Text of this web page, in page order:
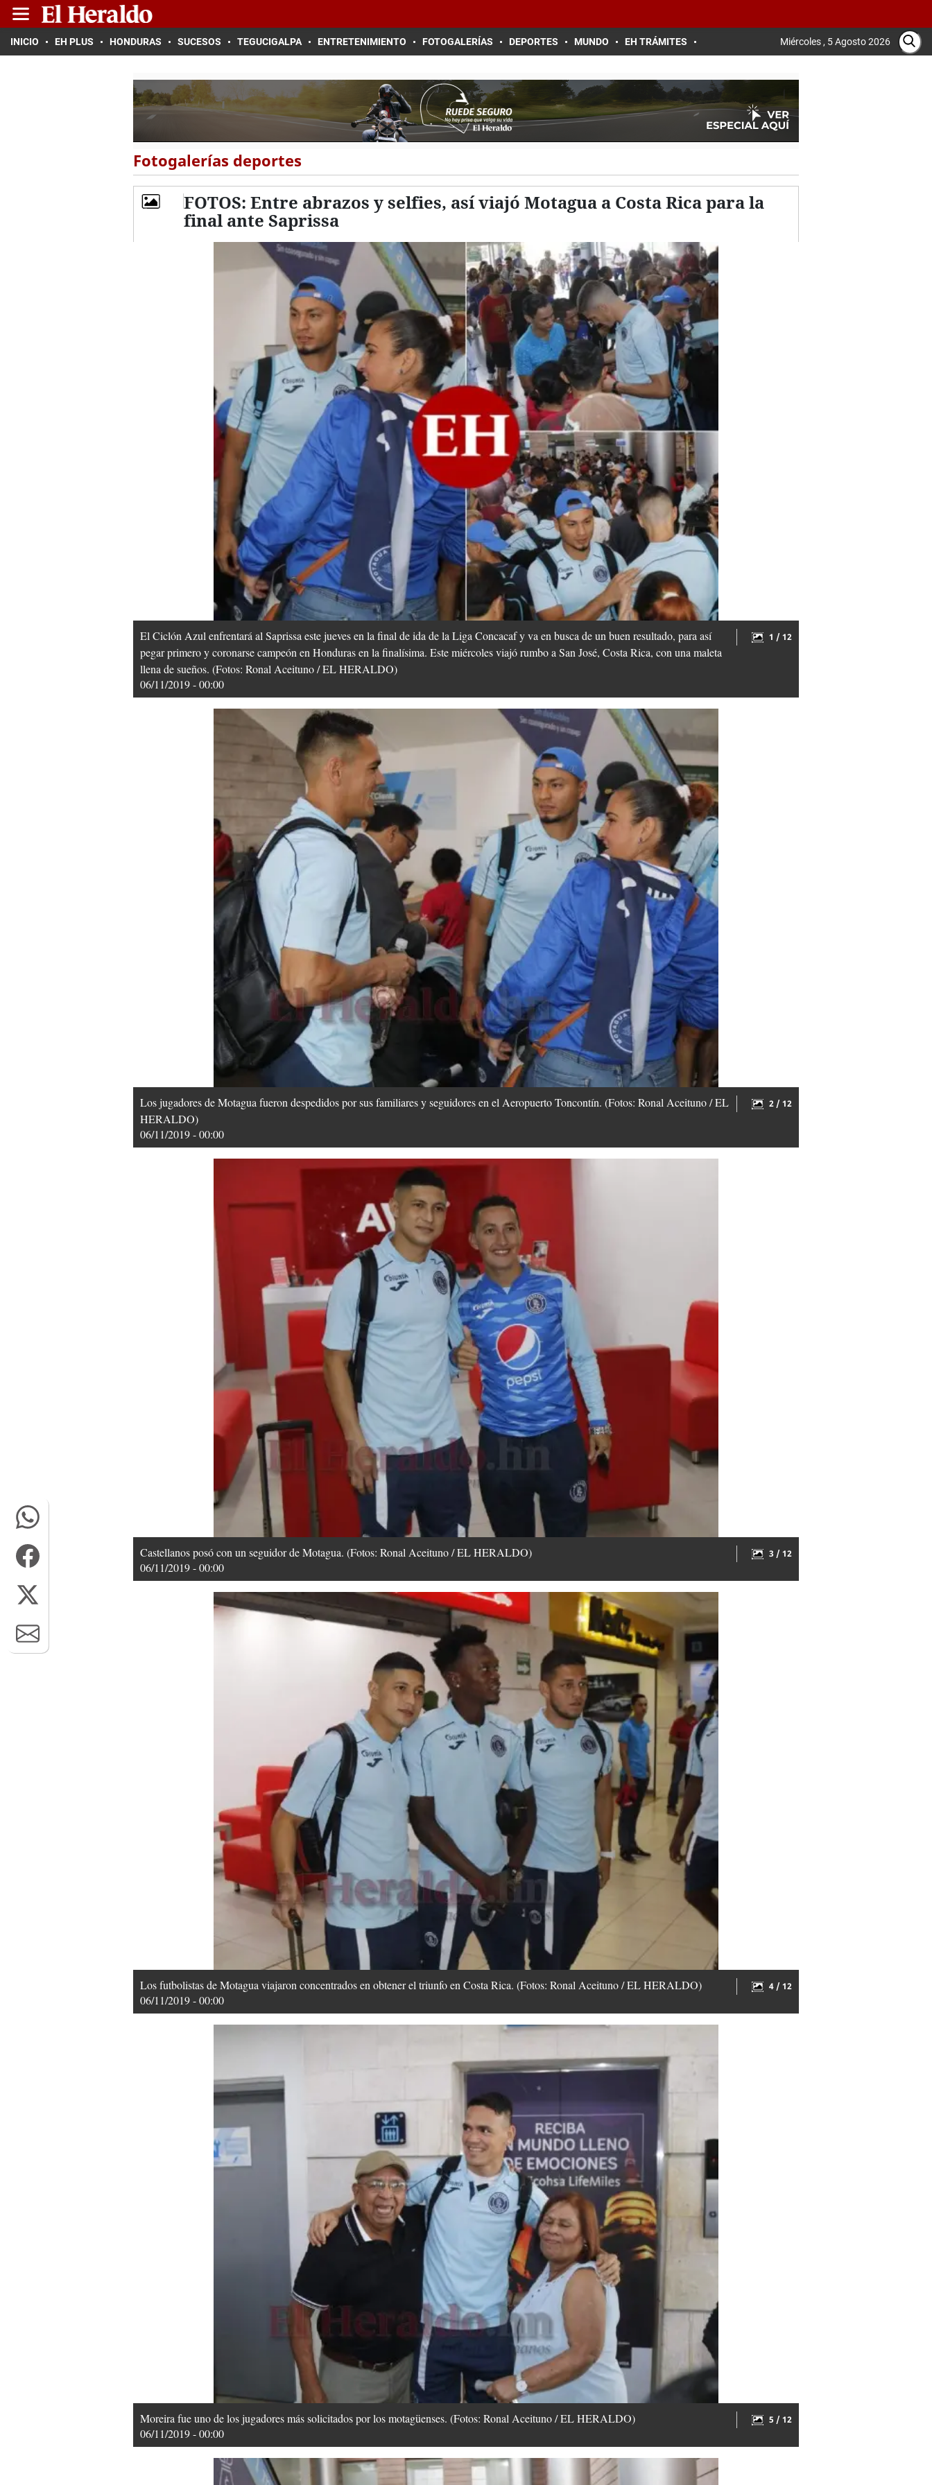
INICIO EH PLUS HONDURAS SUCESOS TEGUCIGALPA ENTRETENIMIENTO FOTOGALERÍAS DEPORTES MUNDO EH TRÁMITES Miércoles , 5 Agosto 2026
Fotogalerías deportes
FOTOS: Entre abrazos y selfies, así viajó Motagua a Costa Rica para la
final ante Saprissa
El Ciclón Azul enfrentará al Saprissa este jueves en la final de ida de la Liga Concacaf y va en busca de un buen resultado, para así
pegar primero y coronarse campeón en Honduras en la finalísima. Este miércoles viajó rumbo a San José, Costa Rica, con una maleta
llena de sueños. (Fotos: Ronal Aceituno / EL HERALDO)
06/11/2019 - 00:00
1 / 12
Los jugadores de Motagua fueron despedidos por sus familiares y seguidores en el Aeropuerto Toncontín. (Fotos: Ronal Aceituno / EL
HERALDO)
06/11/2019 - 00:00
2 / 12
Castellanos posó con un seguidor de Motagua. (Fotos: Ronal Aceituno / EL HERALDO)
06/11/2019 - 00:00
3 / 12
Los futbolistas de Motagua viajaron concentrados en obtener el triunfo en Costa Rica. (Fotos: Ronal Aceituno / EL HERALDO)
06/11/2019 - 00:00
4 / 12
Moreira fue uno de los jugadores más solicitados por los motagüenses. (Fotos: Ronal Aceituno / EL HERALDO)
06/11/2019 - 00:00
5 / 12